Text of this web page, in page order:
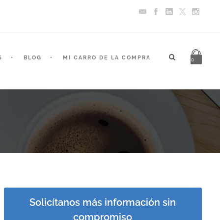
BLOG MI CARRO DE LA COMPRA 0
Solicítanos más información sin
compromiso